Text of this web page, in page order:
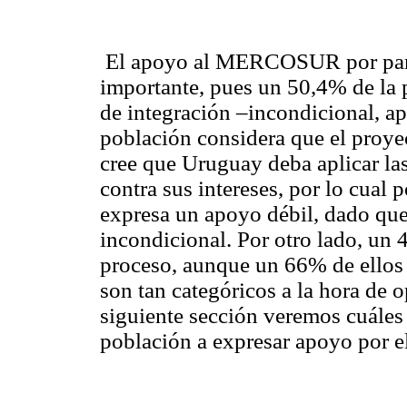
El apoyo al MERCOSUR por
importante, pues un 50,4% de
de integración –incondicional,
población considera que el
cree que Uruguay deba aplicar
contra sus intereses, por lo cual
expresa un apoyo débil, dado
incondicional. Por otro lado, un
proceso, aunque un 66% de
son tan categóricos a la hora de
siguiente sección veremos
población a expresar apoyo por